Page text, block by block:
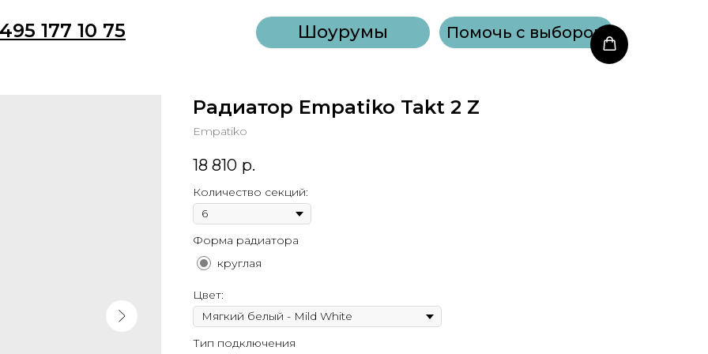
Помочь с выбором
Шоурумы
177 10 75
Радиатор Empatiko Takt 2 Z
Empatiko
18 810 р.
Количество секций:
Форма радиатора
круглая
Цвет:
Тип подключения